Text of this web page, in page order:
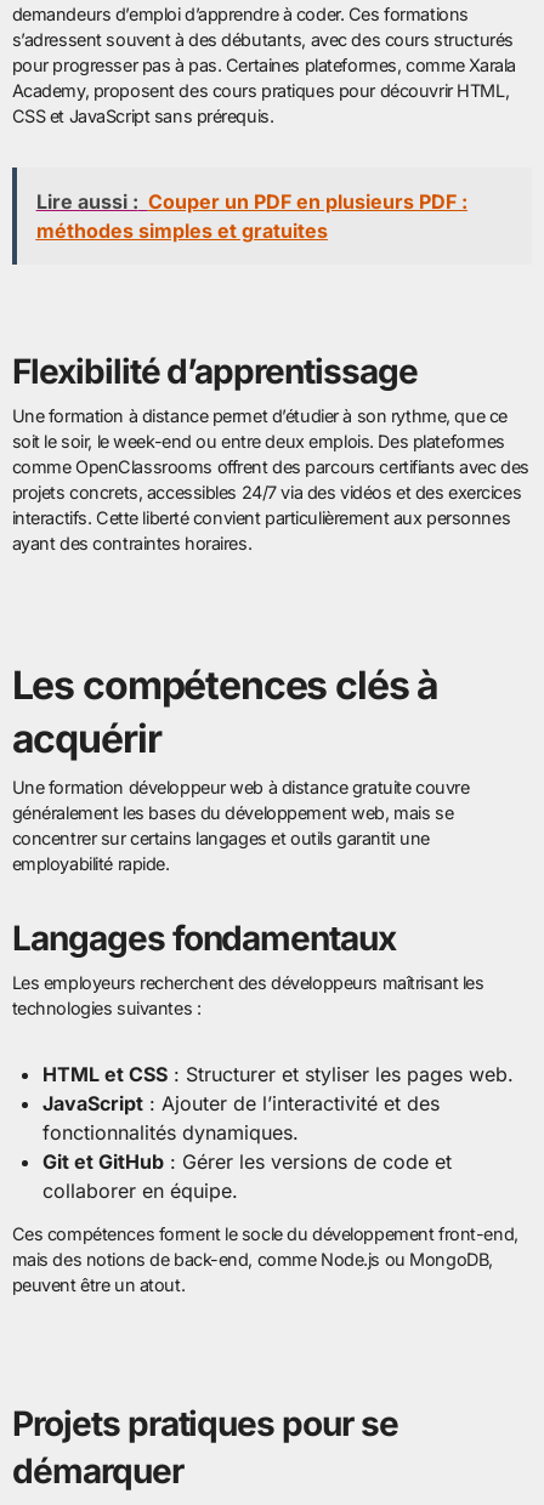
demandeurs d’emploi d’apprendre à coder. Ces formations
s’adressent souvent à des débutants, avec des cours structurés
pour progresser pas à pas. Certaines plateformes, comme Xarala
Academy, proposent des cours pratiques pour découvrir HTML,
CSS et JavaScript sans prérequis.
Lire aussi : Couper un PDF en plusieurs PDF :
méthodes simples et gratuites
Flexibilité d’apprentissage
Une formation à distance permet d’étudier à son rythme, que ce
soit le soir, le week-end ou entre deux emplois. Des plateformes
comme OpenClassrooms offrent des parcours certifiants avec des
projets concrets, accessibles 24/7 via des vidéos et des exercices
interactifs. Cette liberté convient particulièrement aux personnes
ayant des contraintes horaires.
Les compétences clés à
acquérir
Une formation développeur web à distance gratuite couvre
généralement les bases du développement web, mais se
concentrer sur certains langages et outils garantit une
employabilité rapide.
Langages fondamentaux
Les employeurs recherchent des développeurs maîtrisant les
technologies suivantes :
HTML et CSS : Structurer et styliser les pages web.
JavaScript : Ajouter de l’interactivité et des
fonctionnalités dynamiques.
Git et GitHub : Gérer les versions de code et
collaborer en équipe.
Ces compétences forment le socle du développement front-end,
mais des notions de back-end, comme Node.js ou MongoDB,
peuvent être un atout.
Projets pratiques pour se
démarquer